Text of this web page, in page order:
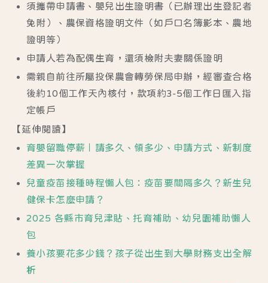
須攜帶申請書、嬰兒出生證明書（已辦理出生登記者
免附）、農保資格證明文件（如戶口名簿影本、農地
證明等）
申請人若為配偶生育，還須檢附夫妻關係證明
需親自前往所屬投保農會轉勞保局申辦，經審查合格
後約10個工作天內核付，款項約3-5個工作日匯入指
定帳戶
【延伸閱讀】
育嬰留職停薪｜請多久、領多少、申請方式、新制度
差異一次掌握
兒童疫苗接種時程懶人包：疫苗要間隔多久？新生兒
健保卡怎麼申請？
2025 各縣市育兒津貼、托育補助、幼兒園補助懶人
包
養小孩要花多少錢？孩子從出生到大學財務支出全解
析